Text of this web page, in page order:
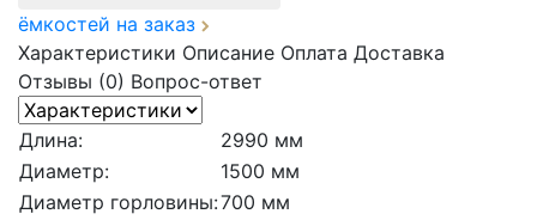
ёмкостей на заказ
Характеристики Описание Оплата Доставка
Отзывы (0) Вопрос-ответ
Длина:
2990 мм
Диаметр:
1500 мм
Диаметр горловины:700 мм